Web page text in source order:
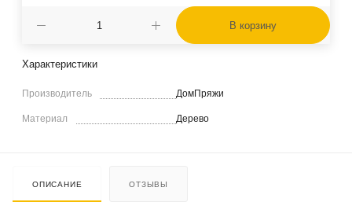
В корзину
Характеристики
Производитель ДомПряжи
Материал Дерево
ОПИСАНИЕ ОТЗЫВЫ